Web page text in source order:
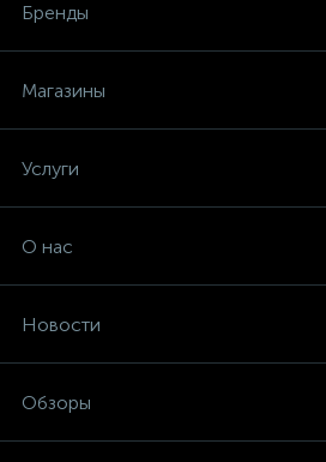
Бренды
Магазины
Услуги
О нас
Новости
Обзоры